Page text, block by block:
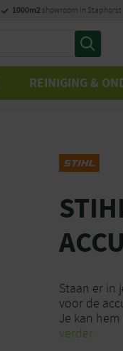
1000m2 showroom in Staphorst
REINIGING &
Staan er in
voor de
Je kan
verder